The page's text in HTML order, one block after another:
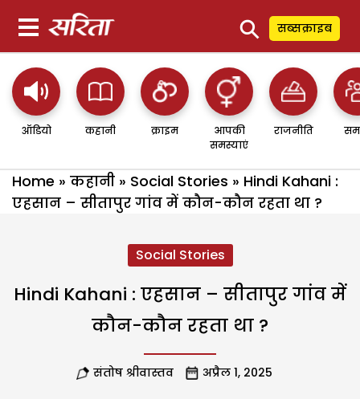
⚲ सब्सक्राइब
ऑडियो कहानी क्राइम
आपकी
समस्याएं
राजनीति
Home » कहानी » Social Stories » Hindi Kahani :
एहसान – सीतापुर गांव में कौन-कौन रहता था ?
Social Stories
Hindi Kahani : एहसान – सीतापुर गांव में
कौन-कौन रहता था ?
संतोष श्रीवास्तव अप्रैल 1, 2025